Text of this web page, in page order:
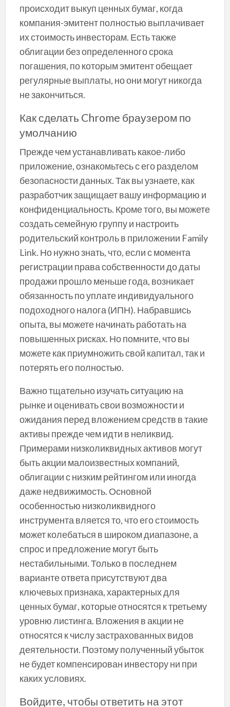
происходит выкуп ценных бумаг, когда
компания-эмитент полностью выплачивает
их стоимость инвесторам. Есть также
облигации без определенного срока
погашения, по которым эмитент обещает
регулярные выплаты, но они могут никогда
не закончиться.
Как сделать Chrome браузером по
умолчанию
Прежде чем устанавливать какое-либо
приложение, ознакомьтесь с его разделом
безопасности данных. Так вы узнаете, как
разработчик защищает вашу информацию и
конфиденциальность. Кроме того, вы можете
создать семейную группу и настроить
родительский контроль в приложении Family
Link. Но нужно знать, что, если с момента
регистрации права собственности до даты
продажи прошло меньше года, возникает
обязанность по уплате индивидуального
подоходного налога (ИПН). Набравшись
опыта, вы можете начинать работать на
повышенных рисках. Но помните, что вы
можете как приумножить свой капитал, так и
потерять его полностью.
Важно тщательно изучать ситуацию на
рынке и оценивать свои возможности и
ожидания перед вложением средств в такие
активы прежде чем идти в неликвид.
Примерами низколиквидных активов могут
быть акции малоизвестных компаний,
облигации с низким рейтингом или иногда
даже недвижимость. Основной
особенностью низколиквидного
инструмента вляется то, что его стоимость
может колебаться в широком диапазоне, а
спрос и предложение могут быть
нестабильными. Только в последнем
варианте ответа присутствуют два
ключевых признака, характерных для
ценных бумаг, которые относятся к третьему
уровню листинга. Вложения в акции не
относятся к числу застрахованных видов
деятельности. Поэтому полученный убыток
не будет компенсирован инвестору ни при
каких условиях.
Войдите, чтобы ответить на этот